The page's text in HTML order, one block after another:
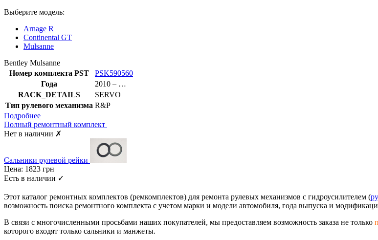
Выберите модель:
Arnage R
Continental GT
Mulsanne
Bentley Mulsanne
Номер комплекта PST
PSK590560
Года
2010 – …
RACK_DETAILS
SERVO
Тип рулевого механизма R&P
Подробнее
Полный ремонтный комплект
Нет в наличии ✗
Сальники рулевой рейки
Цена: 1823 грн
Есть в наличии ✓
Этот каталог ремонтных комплектов (ремкомплектов) для ремонта рулевых механизмов с гидроусилителем (
возможность поиска ремонтного комплекта с учетом марки и модели автомобиля, года выпуска и
В связи с многочисленными просьбами наших покупателей, мы предоставляем возможность заказа не только
которого входят только сальники и манжеты.